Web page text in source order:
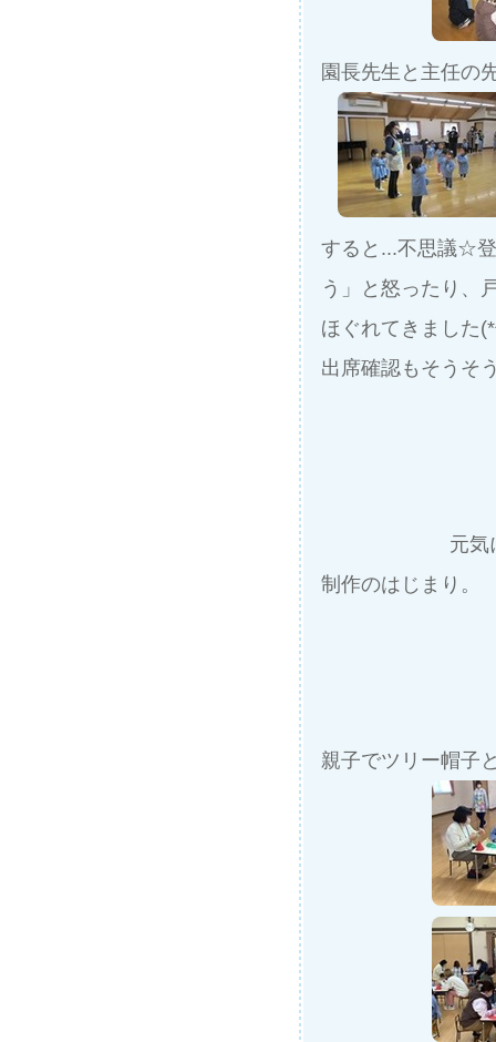
園長先生と主任の
すると...不思議☆
う」と怒ったり、
ほぐれてきました
出席確認もそうそ
元気
制作のはじまり。
親子でツリー帽子